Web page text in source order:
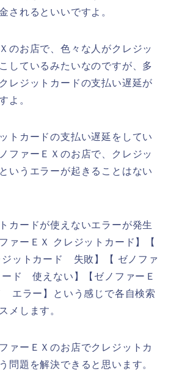
されるといいですよ。
のお店で、色々な人がクレジッ
しているみたいなのですが、多
レジットカードの支払い遅延が
よ。
トカードの支払い遅延をしてい
ファーＥＸのお店で、クレジッ
いうエラーが起きることはない
カードが使えないエラーが発生
ァーＥＸ クレジットカード】【
ジットカード 失敗】【 ゼノファ
ド 使えない】【ゼノファーＥ
エラー】という感じで各自検索
メします。
ァーＥＸのお店でクレジットカ
問題を解決できると思います。